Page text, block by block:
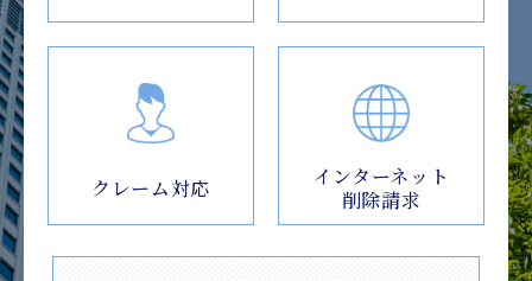
クレーム対応
インターネット
削除請求